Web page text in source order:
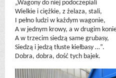
„Wagony do niej podoczepiali
Wielkie i ciężkie, z żelaza, stali,
I pełno ludzi w każdym wagonie,
A w jednym krowy, a w drugim
A w trzecim siedzą same grubasy,
Siedzą i jedzą tłuste kiełbasy …”.
Dobra, dobra, dość tych bajek.